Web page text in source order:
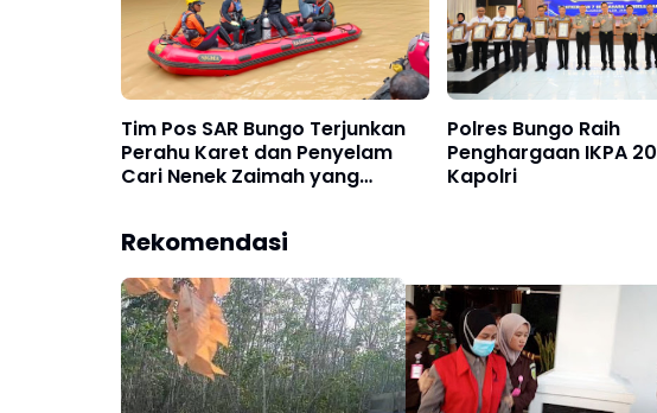
Tim Pos SAR Bungo Terjunkan
Perahu Karet dan Penyelam
Cari Nenek Zaimah yang
Polres Bungo Raih
Penghargaan IKPA
Kapolri
Rekomendasi